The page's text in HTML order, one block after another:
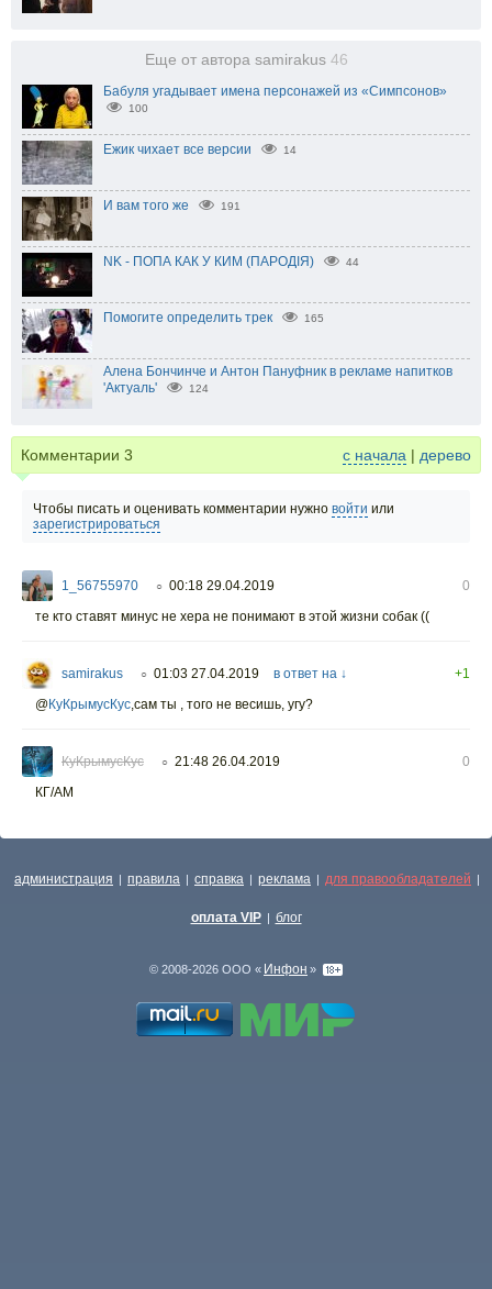
Еще от автора samirakus 46
Бабуля угадывает имена персонажей из «Симпсонов»
100
Ежик чихает все версии 14
И вам того же 191
NK - ПОПА КАК У КИМ (ПАРОДІЯ) 44
Помогите определить трек 165
Алена Бончинче и Антон Пануфник в рекламе напитков
'Актуаль'
124
Комментарии 3 с начала | дерево
Чтобы писать и оценивать комментарии нужно войти или
зарегистрироваться
1_56755970 ○ 00:18 29.04.2019
0
те кто ставят минус не хера не понимают в этой жизни собак ((
samirakus ○ 01:03 27.04.2019 в ответ на ↓
+1
@КуКрымусКус,сам ты , того не весишь, угу?
КуКрымусКус ○ 21:48 26.04.2019
0
КГ/АМ
администрация | правила | справка | реклама | для правообладателей |
оплата VIP | блог
© 2008-2026 ООО « Инфон »